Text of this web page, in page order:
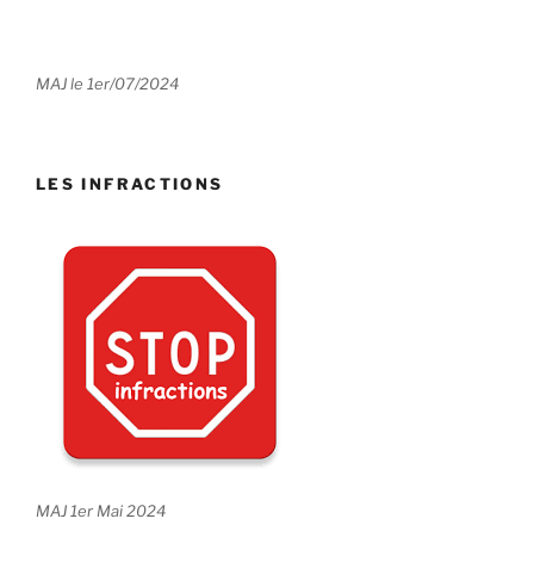
MAJ le 1er/07/2024
LES INFRACTIONS
MAJ 1er Mai 2024